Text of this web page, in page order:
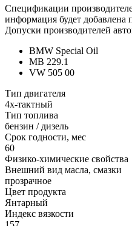
Спецификации
информация будет добавлена
Допуски производителей
BMW Special Oil
MB 229.1
VW 505 00
Тип двигателя
4х-тактный
Тип топлива
бензин / дизель
Срок годности, мес
60
Физико-химические свойства
Внешний вид масла, смазки
прозрачное
Цвет продукта
Янтарный
Индекс вязкости